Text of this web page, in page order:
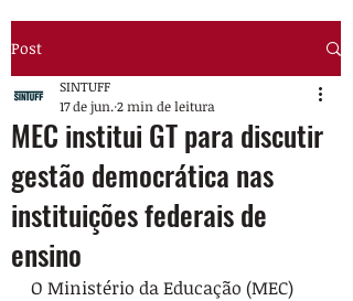
Post
MEC institui GT para discutir
gestão democrática nas
instituições federais de
ensino
SINTUFF
17 de jun. 2 min de leitura
O Ministério da Educação (MEC)